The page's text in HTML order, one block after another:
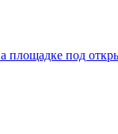
под